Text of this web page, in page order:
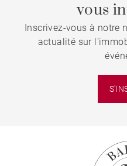
vous
Inscrivez-vous à notre
actualité sur